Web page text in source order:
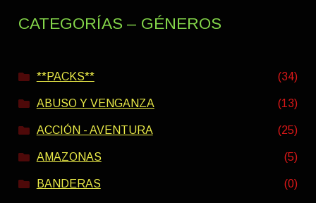
CATEGORÍAS – GÉNEROS
**PACKS** (34)
ABUSO Y VENGANZA (13)
ACCIÓN - AVENTURA (25)
AMAZONAS (5)
BANDERAS (0)